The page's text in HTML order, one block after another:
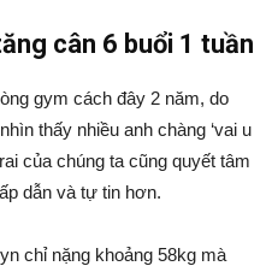
cân 6 buổi 1 tuần
gym cách đây 2 năm, do
thấy nhiều anh chàng ‘vai u
của chúng ta cũng quyết tâm
dẫn và tự tin hơn.
chỉ nặng khoảng 58kg mà